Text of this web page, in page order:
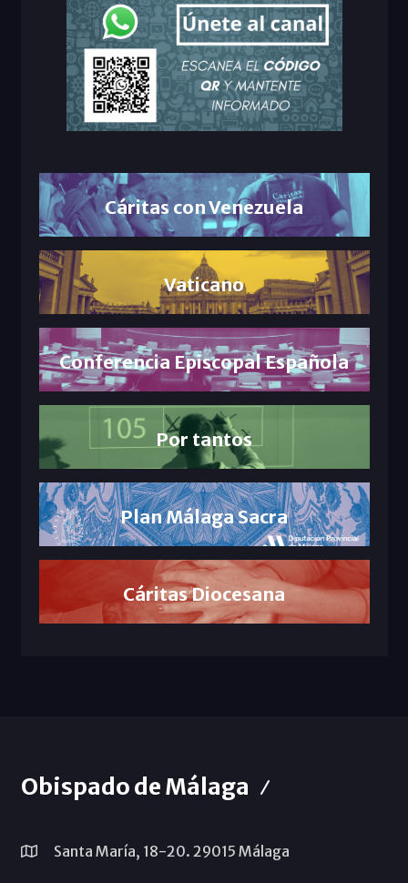
Cáritas con Venezuela
Vaticano
Conferencia Episcopal Española
Por tantos
Plan Málaga Sacra
Cáritas Diocesana
Obispado de Málaga
Santa María, 18-20. 29015 Málaga